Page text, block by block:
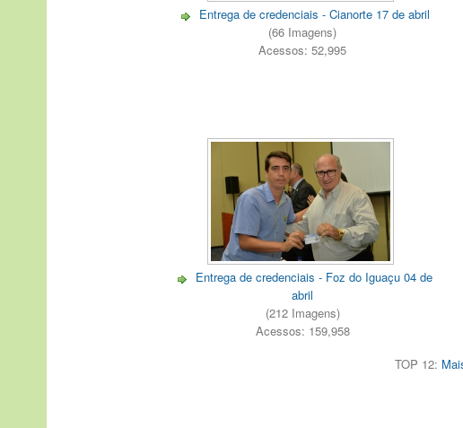
Entrega de credenciais - Cianorte 17 de abril
(66 Imagens)
Acessos: 52,995
Entrega de credenciais - Foz do Iguaçu 04 de
abril
(212 Imagens)
Acessos: 159,958
TOP 12: